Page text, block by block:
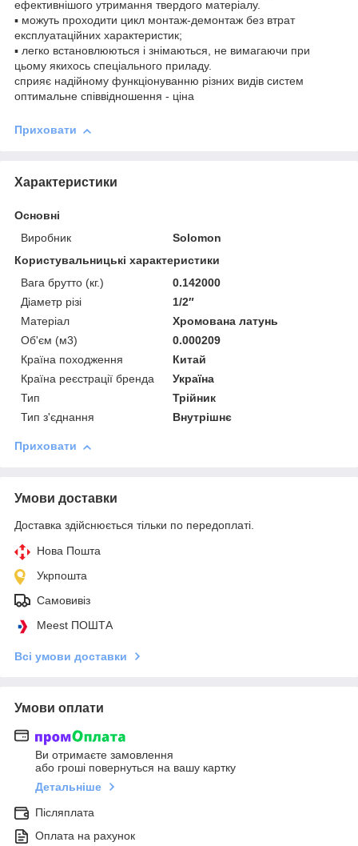
ефективнішого утримання твердого матеріалу.
▪ можуть проходити цикл монтаж-демонтаж без втрат
експлуатаційних характеристик;
▪ легко встановлюються і знімаються, не вимагаючи при
цьому якихось спеціального приладу.
сприяє надійному функціонуванню різних видів систем
оптимальне співвідношення - ціна
Приховати
Характеристики
Основні
Виробник
Solomon
Користувальницькі характеристики
Вага брутто (кг.)
0.142000
Діаметр різі
1/2″
Матеріал
Хромована латунь
Об'єм (м3)
0.000209
Країна походження
Китай
Країна реєстрації бренда
Україна
Тип
Трійник
Тип з'єднання
Внутрішнє
Приховати
Умови доставки
Доставка здійснюється тільки по передоплаті.
Нова Пошта
Укрпошта
Самовивіз
Meest ПОШТА
Всі умови доставки
Умови оплати
Ви отримаєте замовлення
або гроші повернуться на вашу картку
Детальніше
Післяплата
Оплата на рахунок